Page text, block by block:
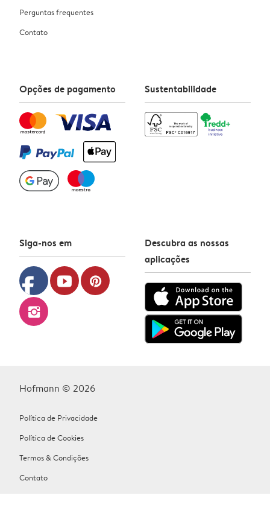
Perguntas frequentes
Contato
Opções de pagamento Sustentabilidade
Siga-nos em
facebook youtube pinterest
instagram
Descubra as nossas
aplicações
Hofmann © 2026
Política de Privacidade
Política de Cookies
Termos & Condições
Contato